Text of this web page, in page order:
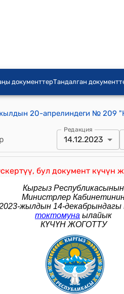
документтерТандалган
Редакция
14.12.2023
бул документ күчүн